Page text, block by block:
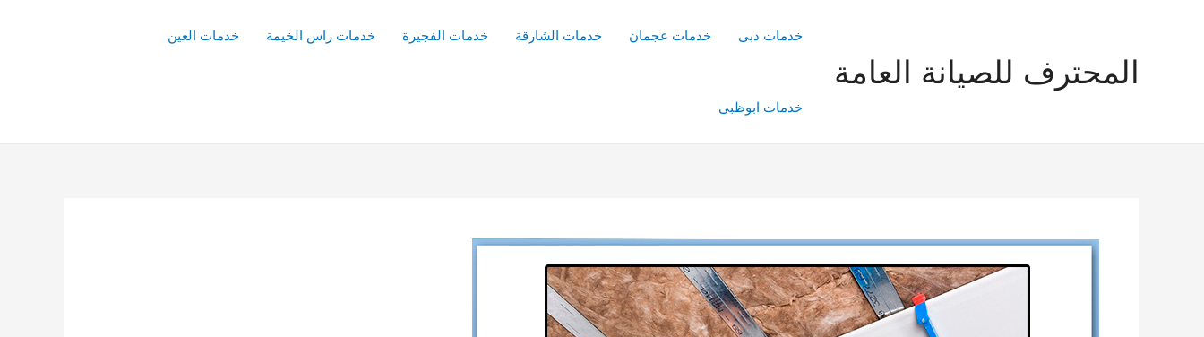
المحترف للصيانة العامة
خدمات دبى خدمات عجمان خدمات الشارقة خدمات الفجيرة خدمات راس الخيمة خدمات العين
خدمات ابوظبى